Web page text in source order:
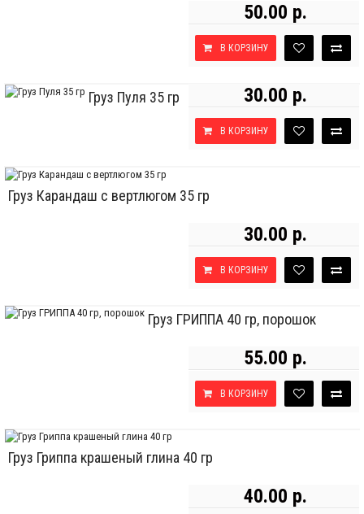
50.00 р.
В КОРЗИНУ
Груз Пуля 35 гр 30.00 р.
В КОРЗИНУ
Груз Карандаш с вертлюгом 35 гр
30.00 р.
В КОРЗИНУ
Груз ГРИППА 40 гр, порошок
55.00 р.
В КОРЗИНУ
Груз Гриппа крашеный глина 40 гр
40.00 р.